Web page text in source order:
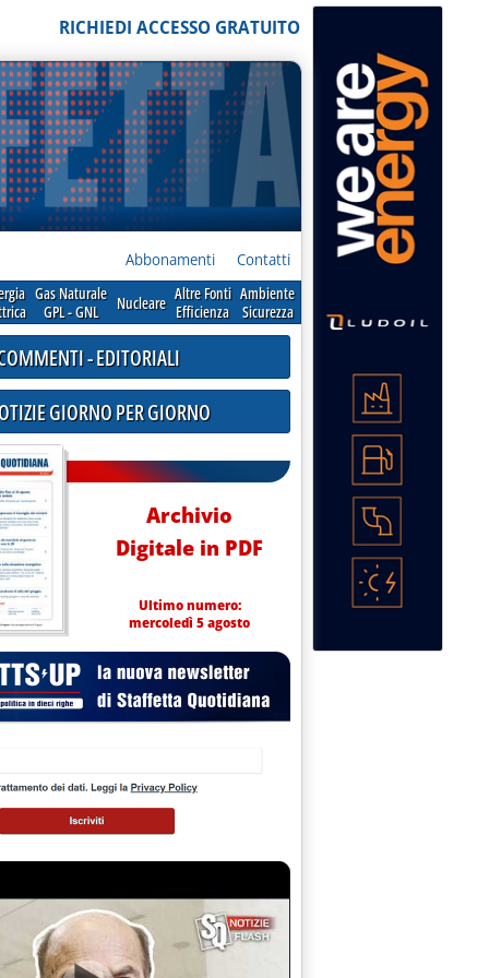
RICHIEDI ACCESSO GRATUITO
Abbonamenti Contatti
Gas Naturale
GPL - GNL
Nucleare Altre Fonti
Efficienza
Ambiente
Sicurezza
- EDITORIALI
GIORNO PER GIORNO
Archivio
Digitale in PDF
Ultimo numero:
mercoledì 5 agosto